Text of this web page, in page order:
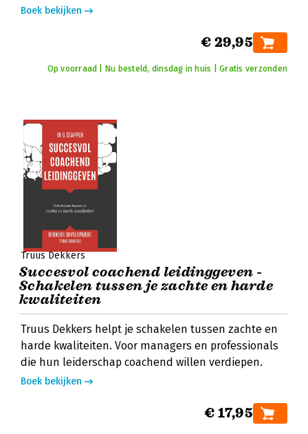
Boek bekijken
€ 29,95
Op voorraad | Nu besteld, dinsdag in huis | Gratis verzonden
Truus Dekkers
Succesvol coachend leidinggeven -
Schakelen tussen je zachte en harde
kwaliteiten
Truus Dekkers helpt je schakelen tussen zachte en
harde kwaliteiten. Voor managers en professionals
die hun leiderschap coachend willen verdiepen.
Boek bekijken
€ 17,95